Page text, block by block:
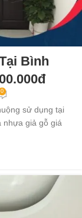
Bình
0
sử dụng tại
nhựa giả gỗ giá